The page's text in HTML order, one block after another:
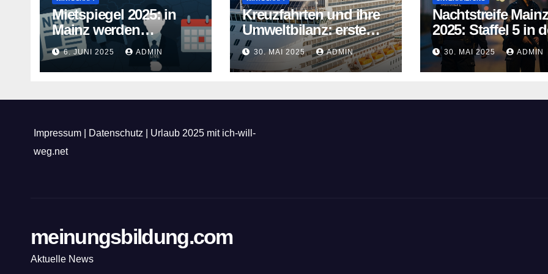
Mietspiegel 2025: in
Mainz werden
Mietwohnungen noch
teurer
6. JUNI 2025 ADMIN
Kreuzfahrten und ihre
Umweltbilanz: erste
Kreuzfahrtschiffe
gehen neue Wege
30. MAI 2025 ADMIN
Nachtstreife Mainz
2025: Staffel 5 in
ARD Mediathek
30. MAI 2025 ADMIN
Impressum Datenschutz
Urlaub 2025 mit ich-will-
weg.net
meinungsbildung.com
Aktuelle News